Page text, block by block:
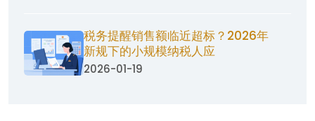
税务提醒销售额临近超标？2026年
新规下的小规模纳税人应
2026-01-19